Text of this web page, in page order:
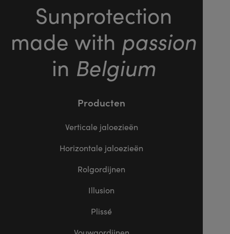
Sunprotection
made with passion
in Belgium
Producten
Verticale jaloezieën
Horizontale jaloezieën
Rolgordijnen
Illusion
Plissé